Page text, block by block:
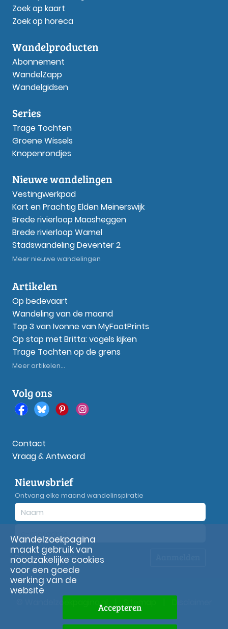
Zoek op kaart
Zoek op horeca
Wandelproducten
Abonnement
WandelZapp
Wandelgidsen
Series
Trage Tochten
Groene Wissels
Knopenrondjes
Nieuwe wandelingen
Vestingwerkpad
Kort en Prachtig Elden Meinerswijk
Brede rivierloop Maasheggen
Brede rivierloop Wamel
Stadswandeling Deventer 2
Meer nieuwe wandelingen
Artikelen
Op bedevaart
Wandeling van de maand
Top 3 van Ivonne van MyFootPrints
Op stap met Britta: vogels kijken
Trage Tochten op de grens
Meer artikelen...
Volg ons
Contact
Vraag & Antwoord
Nieuwsbrief
Ontvang elke maand wandelinspiratie
Privacyverklaring
© Wandelzoekpagina.nl
Wandelzoekpagina
maakt gebruik van
noodzakelijke cookies
voor een goede
werking van de
website
Accepteren